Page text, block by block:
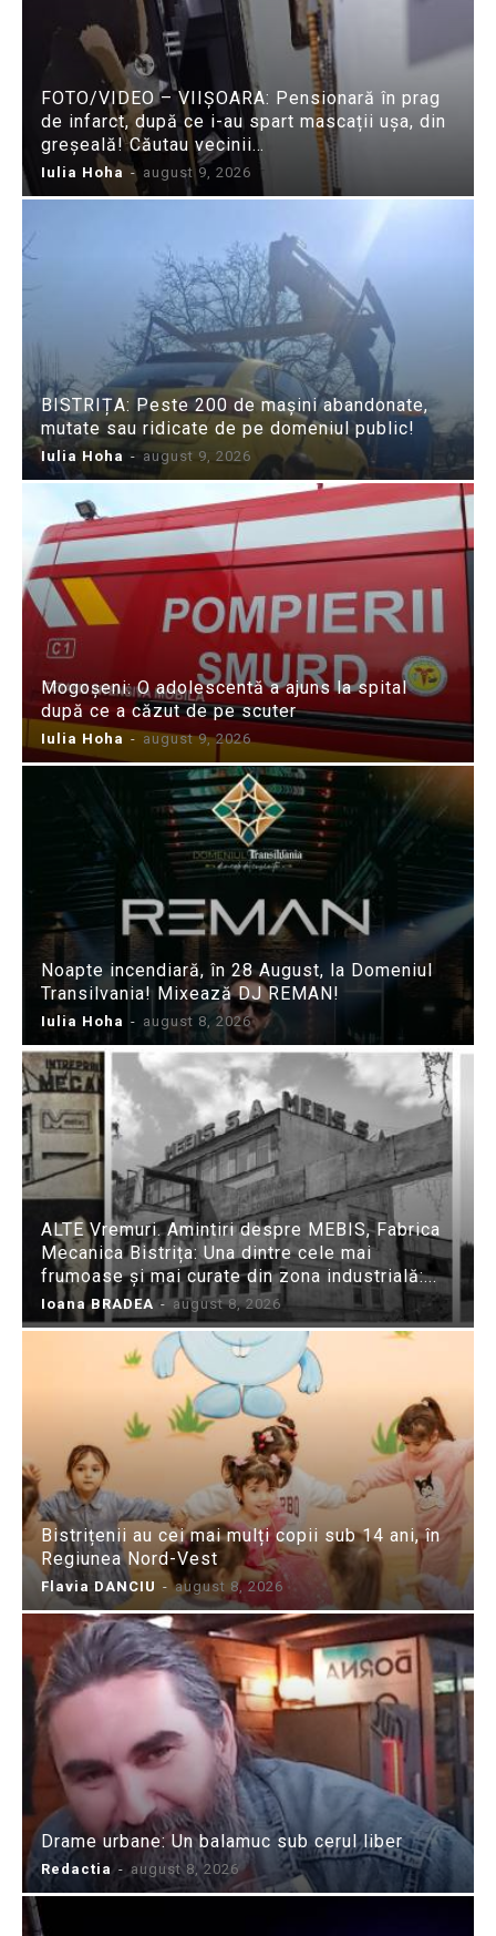
FOTO/VIDEO – VIIȘOARA: Pensionară în prag
de infarct, după ce i-au spart mascații ușa, din
greșeală! Căutau vecinii…
Iulia Hoha - august 9, 2026
BISTRIȚA: Peste 200 de mașini abandonate,
mutate sau ridicate de pe domeniul public!
Iulia Hoha - august 9, 2026
Mogoșeni: O adolescentă a ajuns la spital
după ce a căzut de pe scuter
Iulia Hoha - august 9, 2026
Noapte incendiară, în 28 August, la Domeniul
Transilvania! Mixează DJ REMAN!
Iulia Hoha - august 8, 2026
ALTE Vremuri. Amintiri despre MEBIS, Fabrica
Mecanica Bistrița: Una dintre cele mai
frumoase și mai curate din zona industrială:...
Ioana BRADEA - august 8, 2026
Bistrițenii au cei mai mulți copii sub 14 ani, în
Regiunea Nord-Vest
Flavia DANCIU - august 8, 2026
Drame urbane: Un balamuc sub cerul liber
Redactia - august 8, 2026